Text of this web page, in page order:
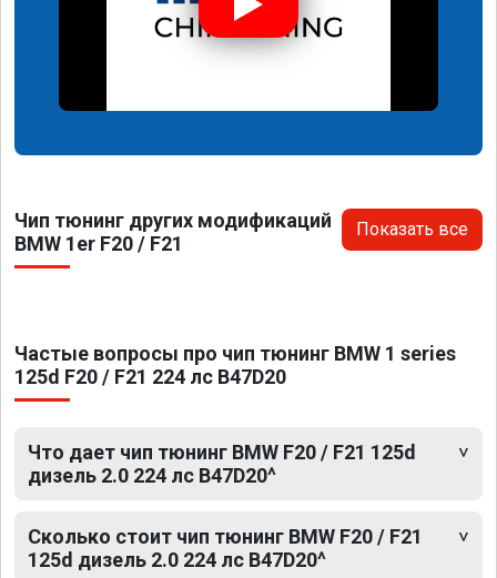
Чип тюнинг других модификаций
BMW 1er F20 / F21
Показать все
Частые вопросы про чип тюнинг BMW 1 series
125d F20 / F21 224 лс B47D20
Что дает чип тюнинг BMW F20 / F21 125d
дизель 2.0 224 лс B47D20^
Сколько стоит чип тюнинг BMW F20 / F21
125d дизель 2.0 224 лс B47D20^